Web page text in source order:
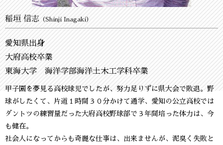
稲垣 信志（Shinji Inagaki）
愛知県出身
大府高校卒業
東海大学 海洋学部海洋土木工学科卒業
甲子園を夢見る高校球児でしたが、努力足りずに県大会で敗退。野
球がしたくて、片道１時間３０分かけて通学、愛知の公立高校では
ダントツの練習量だった大府高校野球部で３年間培った体力は、今
も健在。
社会人になってからも奇麗な仕事は、出来ませんが、泥臭く失敗と